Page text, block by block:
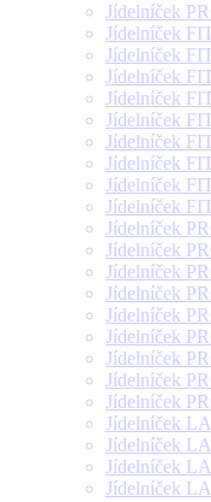
Jídelníček
Jídelníček
Jídelníček
Jídelníček
Jídelníček
Jídelníček
Jídelníček
Jídelníček
Jídelníček
Jídelníček
Jídelníček
Jídelníček
Jídelníček
Jídelníček
Jídelníček
Jídelníček
Jídelníček
Jídelníček
Jídelníček
Jídelníček
Jídelníček
Jídelníček
Jídelníček